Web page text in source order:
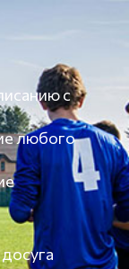
с
любого